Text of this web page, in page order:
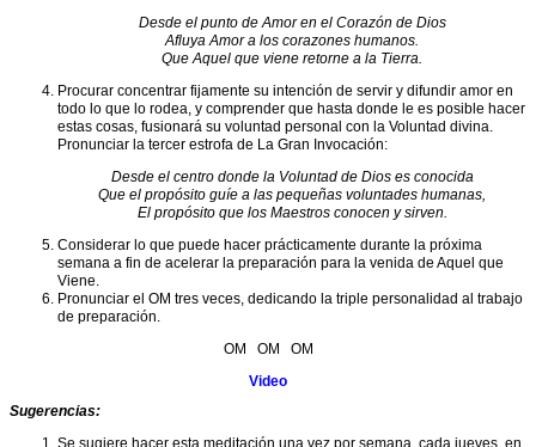
Grupo
eNews
Entrenamiento
esotérico
discipulado
Festivales
Desde el punto de Amor en el Corazón de Dios
Afluya Amor a los corazones humanos.
Que Aquel que viene retorne a la Tierra.
Procurar concentrar fijamente su intención de servir y difundir amor en
todo lo que lo rodea, y comprender que hasta donde le es posible hacer
estas cosas, fusionará su voluntad personal con la Voluntad divina.
Pronunciar la tercer estrofa de La Gran Invocación:
Desde el centro donde la Voluntad de Dios es conocida
Que el propósito guíe a las pequeñas voluntades humanas,
El propósito que los Maestros conocen y sirven.
Considerar lo que puede hacer prácticamente durante la próxima
semana a fin de acelerar la preparación para la venida de Aquel que
Viene.
Pronunciar el OM tres veces, dedicando la triple personalidad al trabajo
de preparación.
OM OM OM
Video
Sugerencias:
Se sugiere hacer esta meditación una vez por semana, cada jueves, en